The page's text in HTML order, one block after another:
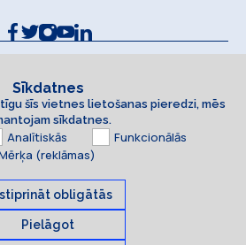
Sīkdatnes
šīs vietnes lietošanas pieredzi, mēs
sīkdatnes.
Analītiskās
Funkcionālās
(reklāmas)
obligātās
Pielāgot